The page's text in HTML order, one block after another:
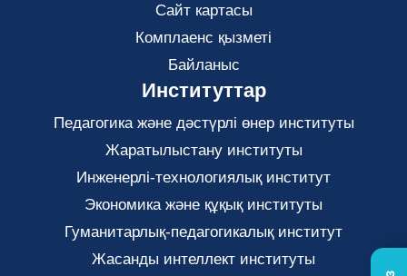
Сайт картасы
Комплаенс қызметі
Байланыс
Институттар
Педагогика және дәстүрлі өнер институты
Жаратылыстану институты
Инженерлі-технологиялық институт
Экономика және құқық институты
Гуманитарлық-педагогикалық институт
Жасанды интеллект институты